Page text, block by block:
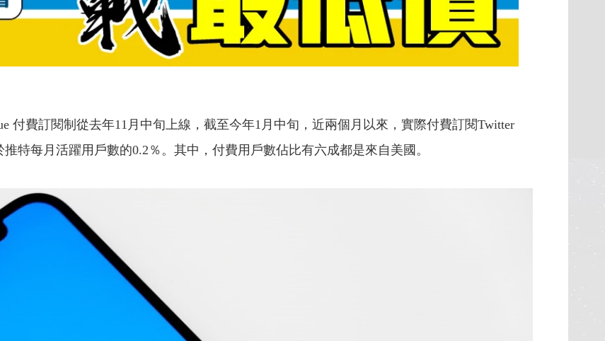
付費訂閱制從去年11月中旬上線，截至今年1月中旬，近兩個月以來，實際付費訂閱Twitter
特每月活躍用戶數的0.2％。其中，付費用戶數佔比有六成都是來自美國。